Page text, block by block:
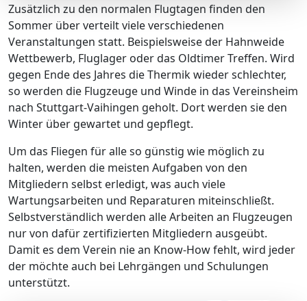
Zusätzlich zu den normalen Flugtagen finden den
Sommer über verteilt viele verschiedenen
Veranstaltungen statt. Beispielsweise der Hahnweide
Wettbewerb, Fluglager oder das Oldtimer Treffen. Wird
gegen Ende des Jahres die Thermik wieder schlechter,
so werden die Flugzeuge und Winde in das Vereinsheim
nach Stuttgart-Vaihingen geholt. Dort werden sie den
Winter über gewartet und gepflegt.
Um das Fliegen für alle so günstig wie möglich zu
halten, werden die meisten Aufgaben von den
Mitgliedern selbst erledigt, was auch viele
Wartungsarbeiten und Reparaturen miteinschließt.
Selbstverständlich werden alle Arbeiten an Flugzeugen
nur von dafür zertifizierten Mitgliedern ausgeübt.
Damit es dem Verein nie an Know-How fehlt, wird jeder
der möchte auch bei Lehrgängen und Schulungen
unterstützt.